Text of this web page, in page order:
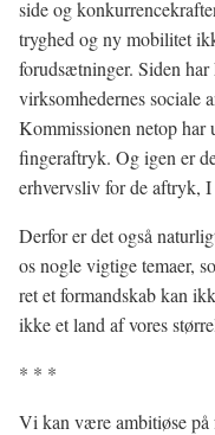
side og
tryghed og ny mobilitet
forudsætninger. Siden
virksomhedernes sociale
Kommissionen netop har
fingeraftryk. Og igen er
erhvervsliv for de aftryk, I
Derfor er det også
os nogle vigtige temaer,
ret et formandskab kan
ikke et land af vores
* * *
Vi kan være ambitiøse